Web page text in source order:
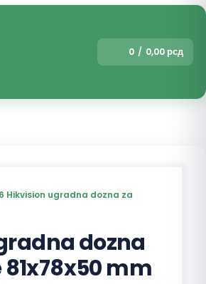
0 / 0,00 рсд
Hikvision ugradna dozna za
dozna
mm